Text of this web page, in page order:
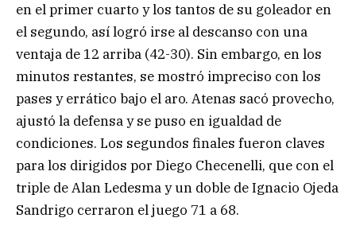
en el primer cuarto y los tantos de su goleador en
el segundo, así logró irse al descanso con una
ventaja de 12 arriba (42-30). Sin embargo, en los
minutos restantes, se mostró impreciso con los
pases y errático bajo el aro. Atenas sacó provecho,
ajustó la defensa y se puso en igualdad de
condiciones. Los segundos finales fueron claves
para los dirigidos por Diego Checenelli, que con el
triple de Alan Ledesma y un doble de Ignacio Ojeda
Sandrigo cerraron el juego 71 a 68.